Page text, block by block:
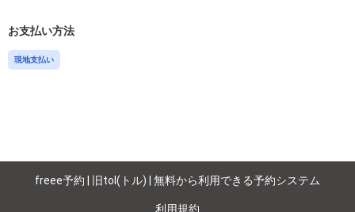
お支払い方法
現地支払い
freee予約 | 旧tol(トル) | 無料から利用できる予約システム
利用規約